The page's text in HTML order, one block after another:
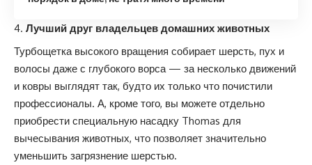
Лучший друг владельцев домашних животных
Турбощетка высокого вращения собирает шерсть, пух и
волосы даже с глубокого ворса — за несколько движений
и ковры выглядят так, будто их только что почистили
профессионалы. А, кроме того, вы можете отдельно
приобрести специальную насадку Thomas для
вычесывания животных, что позволяет значительно
уменьшить загрязнение шерстью.